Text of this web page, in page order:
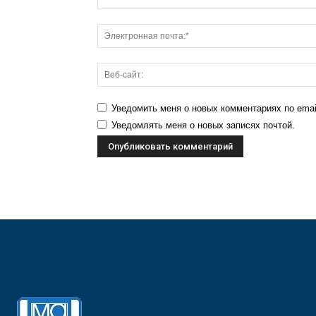
Уведомить меня о новых комментариях по
Уведомлять меня о новых записях почтой.